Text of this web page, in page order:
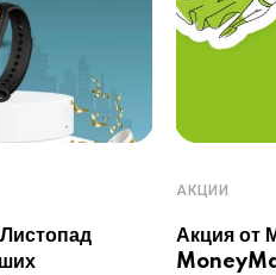
АКЦИИ
Акция от